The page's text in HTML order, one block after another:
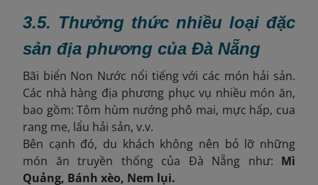
3.5. Thưởng thức nhiều loại đặc
sản địa phương của Đà Nẵng
Bãi biển Non Nước nổi tiếng với các món hải sản.
Các nhà hàng địa phương phục vụ nhiều món ăn,
bao gồm: ​Tôm hùm nướng phô mai, mực hấp, cua
rang me, lẩu hải sản, v.v.
Bên cạnh đó, du khách không nên bỏ lỡ những
món ăn truyền thống của Đà Nẵng như: Mì
Quảng, Bánh xèo, Nem lụi.